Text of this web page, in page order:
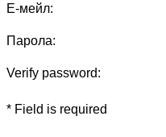
Е-мейл:
Парола:
Verify password:
* Field is required